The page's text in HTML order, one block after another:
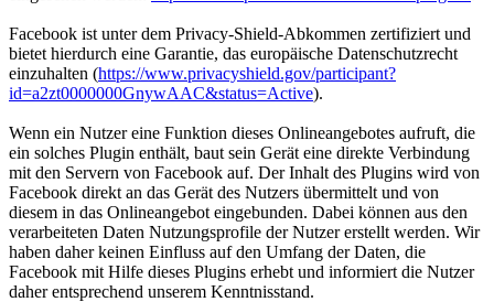
Facebook ist unter dem Privacy-Shield-Abkommen zertifiziert und
bietet hierdurch eine Garantie, das europäische Datenschutzrecht
einzuhalten (https://www.privacyshield.gov/participant?
id=a2zt0000000GnywAAC&status=Active).
Wenn ein Nutzer eine Funktion dieses Onlineangebotes aufruft, die
ein solches Plugin enthält, baut sein Gerät eine direkte Verbindung
mit den Servern von Facebook auf. Der Inhalt des Plugins wird von
Facebook direkt an das Gerät des Nutzers übermittelt und von
diesem in das Onlineangebot eingebunden. Dabei können aus den
verarbeiteten Daten Nutzungsprofile der Nutzer erstellt werden. Wir
haben daher keinen Einfluss auf den Umfang der Daten, die
Facebook mit Hilfe dieses Plugins erhebt und informiert die Nutzer
daher entsprechend unserem Kenntnisstand.